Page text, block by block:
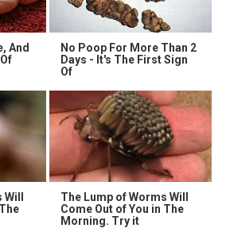
And
No Poop For More Than 2
Days - It's The First Sign
Of
The Lump of Worms Will
Come Out of You in The
Morning. Try it